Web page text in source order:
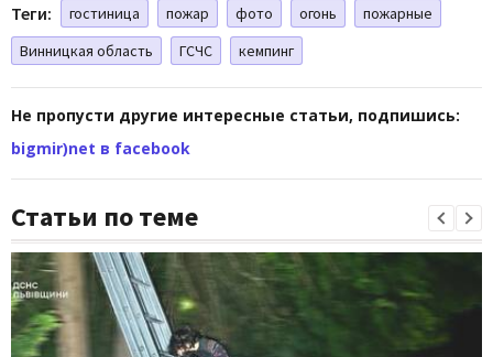
Теги: гостиница пожар фото огонь
пожарные
Винницкая область
ГСЧС кемпинг
Не пропусти другие интересные статьи, подпишись:
bigmir)net в facebook
Статьи по теме